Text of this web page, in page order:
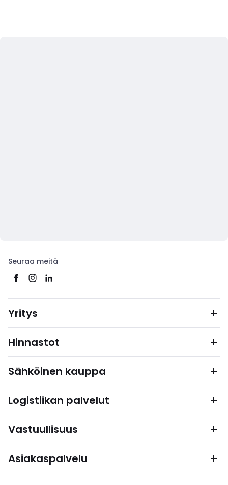
Seuraa meitä
Yritys
Hinnastot
Sähköinen kauppa
Logistiikan palvelut
Vastuullisuus
Asiakaspalvelu